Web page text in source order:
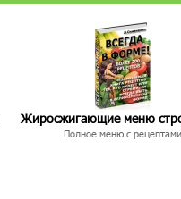
Жиросжигающие меню
Полное меню с рецептами